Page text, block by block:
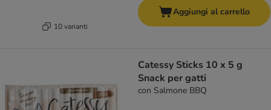
10 varianti
Aggiungi al carrello
Catessy Sticks 10 x 5 g
Snack per gatti
con Salmone BBQ